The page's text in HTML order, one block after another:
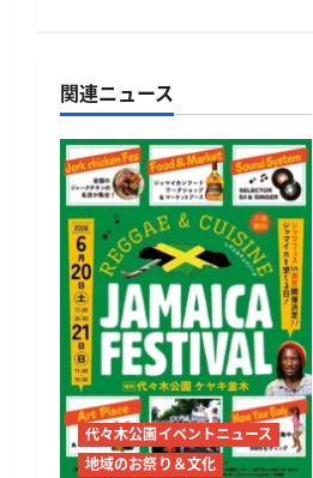
ョ
ン
関連ニュース
代々木公園イベントニュース
地域のお祭り＆文化